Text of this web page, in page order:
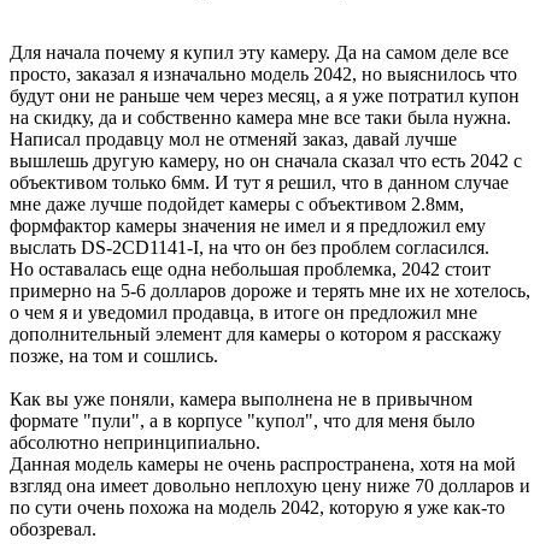
Для начала почему я купил эту камеру. Да на самом деле все
просто, заказал я изначально модель 2042, но выяснилось что
будут они не раньше чем через месяц, а я уже потратил купон
на скидку, да и собственно камера мне все таки была нужна.
Написал продавцу мол не отменяй заказ, давай лучше
вышлешь другую камеру, но он сначала сказал что есть 2042 с
объективом только 6мм. И тут я решил, что в данном случае
мне даже лучше подойдет камеры с объективом 2.8мм,
формфактор камеры значения не имел и я предложил ему
выслать DS-2CD1141-I, на что он без проблем согласился.
Но оставалась еще одна небольшая проблемка, 2042 стоит
примерно на 5-6 долларов дороже и терять мне их не хотелось,
о чем я и уведомил продавца, в итоге он предложил мне
дополнительный элемент для камеры о котором я расскажу
позже, на том и сошлись.
Как вы уже поняли, камера выполнена не в привычном
формате "пули", а в корпусе "купол", что для меня было
абсолютно непринципиально.
Данная модель камеры не очень распространена, хотя на мой
взгляд она имеет довольно неплохую цену ниже 70 долларов и
по сути очень похожа на модель 2042, которую я уже как-то
обозревал.